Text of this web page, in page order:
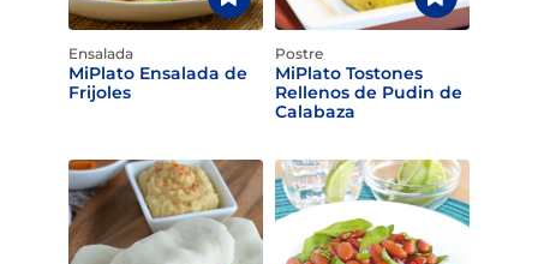
Ensalada
MiPlato Ensalada de
Frijoles
Postre
MiPlato Tostones
Rellenos de Pudin de
Calabaza